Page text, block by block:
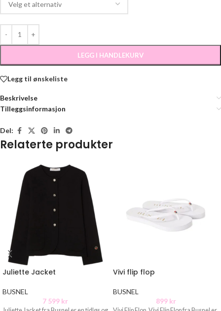
LEGG I HANDLEKURV
Legg til ønskeliste
Beskrivelse
Tilleggsinformasjon
Del:
Relaterte produkter
Juliette Jacket
BUSNEL
7 599 kr
Vivi flip flop
BUSNEL
899 kr